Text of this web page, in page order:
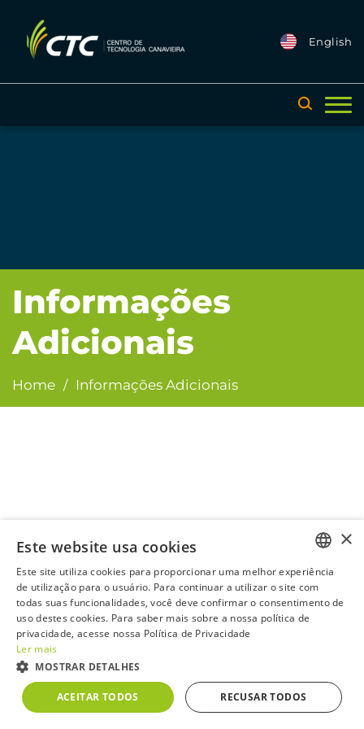
English
Informações
Adicionais
Home / Informações Adicionais
CTCA3
IBOV
176.079
Powered by
PORTUGUESE
ENGLISH
×
Este website usa cookies
Este site utiliza cookies para proporcionar uma melhor experiência
de utilização para o usuário. Para continuar a utilizar o site com
todas suas funcionalidades, você deve confirmar o consentimento de
uso destes cookies. Para saber mais sobre a nossa política de
privacidade, acesse nossa Política de Privacidade
Ler mais
MOSTRAR DETALHES
ACEITAR TODOS RECUSAR TODOS